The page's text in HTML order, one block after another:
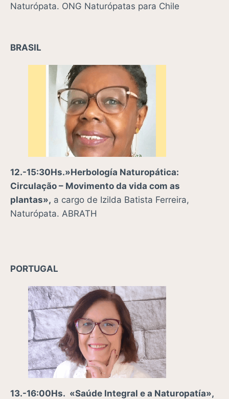
Naturópata. ONG Naturópatas para Chile
BRASIL
12.-15:30Hs.»Herbología Naturopática:
Circulação – Movimento da vida com as
plantas», a cargo de Izilda Batista Ferreira,
Naturópata. ABRATH
PORTUGAL
13.-16:00Hs. «Saúde Integral e a Naturopatía»,